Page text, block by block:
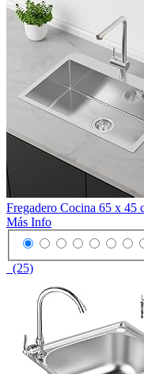
Fregadero Cocina 65 x 45
Más Info
(25)